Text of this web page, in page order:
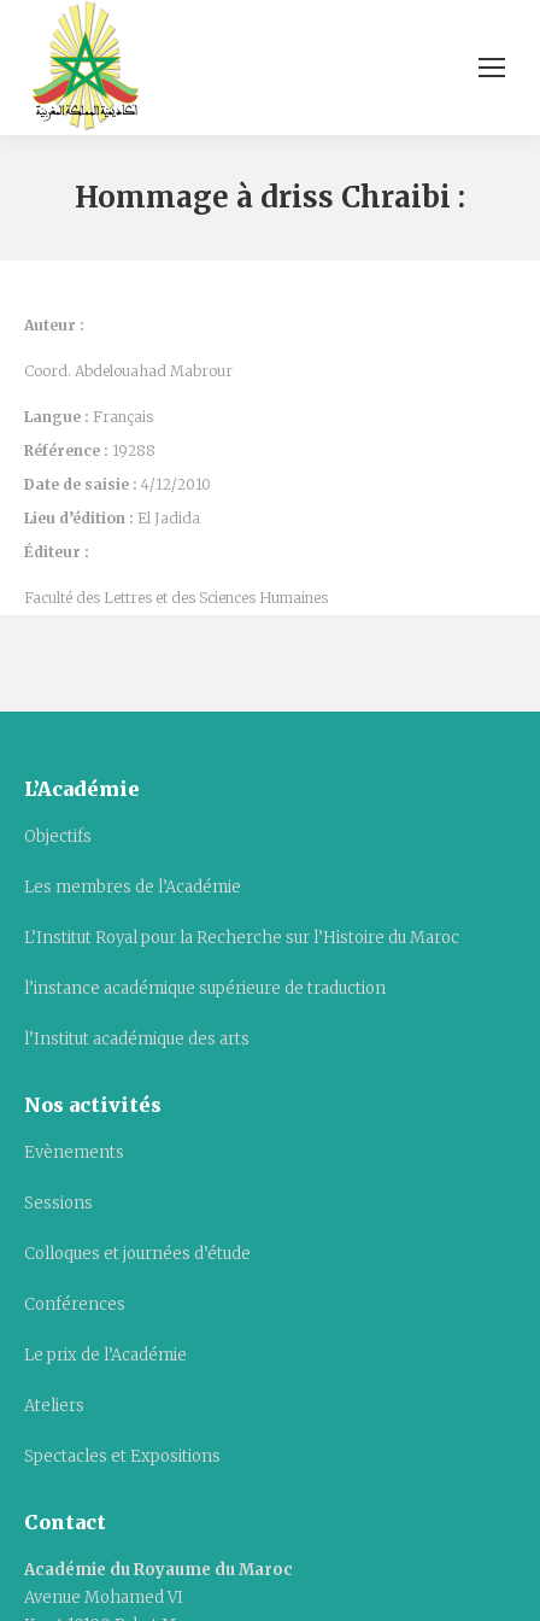
Hommage à driss Chraibi :
Auteur :
Coord. Abdelouahad Mabrour
Langue : Français
Référence : 19288
Date de saisie : 4/12/2010
Lieu d’édition : El Jadida
Éditeur :
Faculté des Lettres et des Sciences Humaines
L’Académie
Objectifs
Les membres de l’Académie
L’Institut Royal pour la Recherche sur l’Histoire du Maroc
l’instance académique supérieure de traduction
l’Institut académique des arts
Nos activités
Evènements
Sessions
Colloques et journées d’étude
Conférences
Le prix de l’Académie
Ateliers
Spectacles et Expositions
Contact
Académie du Royaume du Maroc
Avenue Mohamed VI